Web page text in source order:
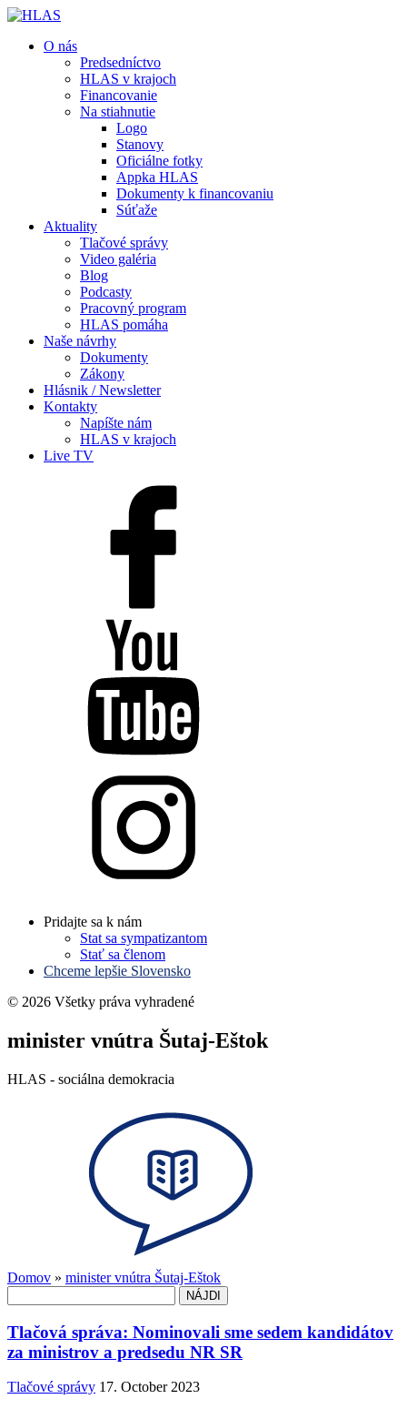
O nás
Predsedníctvo
HLAS v krajoch
Financovanie
Na stiahnutie
Logo
Stanovy
Oficiálne fotky
Appka HLAS
Dokumenty k financovaniu
Súťaže
Aktuality
Tlačové správy
Video galéria
Blog
Podcasty
Pracovný program
HLAS pomáha
Naše návrhy
Dokumenty
Zákony
Hlásnik / Newsletter
Kontakty
Napíšte nám
HLAS v krajoch
Live TV
Pridajte sa k nám
Stat sa sympatizantom
Stať sa členom
Chceme lepšie Slovensko
© 2026 Všetky práva vyhradené
minister vnútra Šutaj-Eštok
HLAS - sociálna demokracia
Domov » minister vnútra Šutaj-Eštok
Tlačová správa: Nominovali sme sedem kandidátov
za ministrov a predsedu NR SR
Tlačové správy 17. October 2023